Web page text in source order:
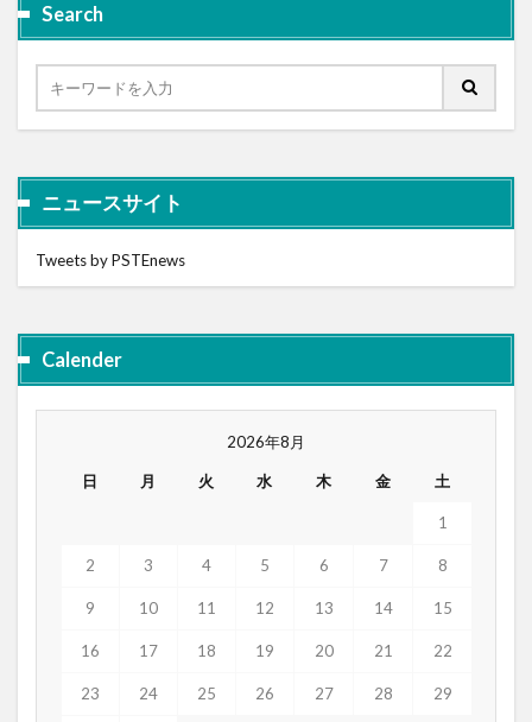
Search
ニュースサイト
Tweets by PSTEnews
Calender
2026年8月
日 月 火 水 木 金 土
1
2 3 4 5 6 7 8
9 10 11 12 13 14 15
16 17 18 19 20 21 22
23 24 25 26 27 28 29